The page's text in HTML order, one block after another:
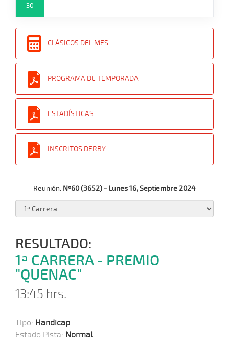
30
CLÁSICOS DEL MES
PROGRAMA DE TEMPORADA
ESTADÍSTICAS
INSCRITOS DERBY
Reunión: Nº60 (3652) - Lunes 16, Septiembre 2024
RESULTADO:
1ª CARRERA - PREMIO
"QUENAC"
13:45 hrs.
Tipo: Handicap
Estado Pista: Normal